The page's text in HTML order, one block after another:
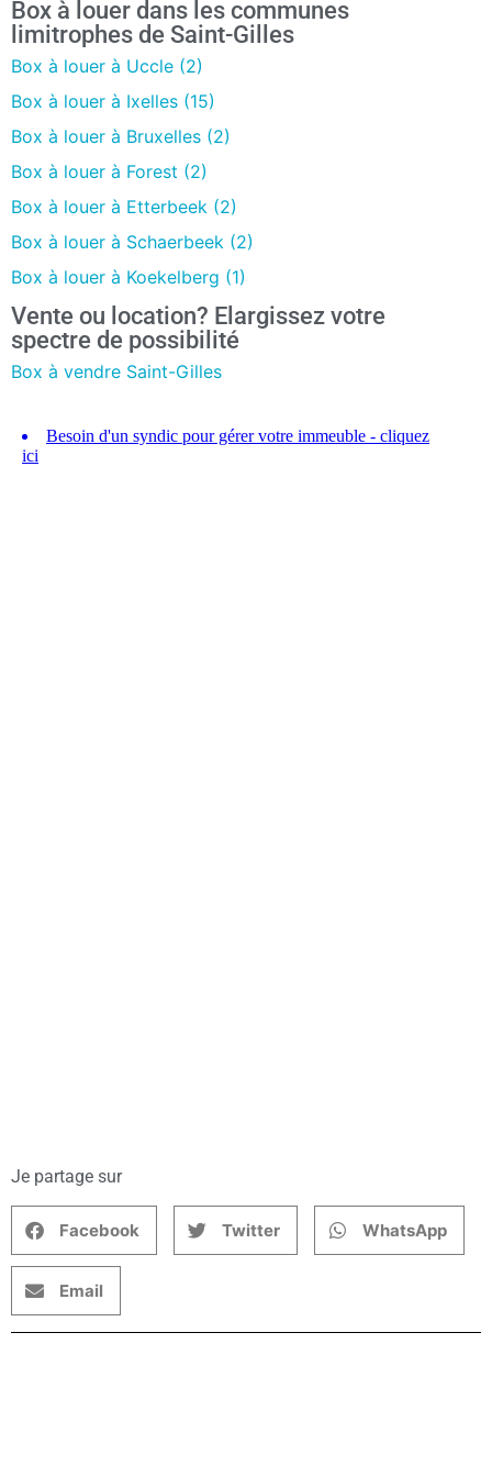
Box à louer dans les communes
limitrophes de Saint-Gilles
Box à louer à Uccle (2)
Box à louer à Ixelles (15)
Box à louer à Bruxelles (2)
Box à louer à Forest (2)
Box à louer à Etterbeek (2)
Box à louer à Schaerbeek (2)
Box à louer à Koekelberg (1)
Vente ou location? Elargissez votre
spectre de possibilité
Box à vendre Saint-Gilles
Je partage sur
Facebook Twitter WhatsApp
Email